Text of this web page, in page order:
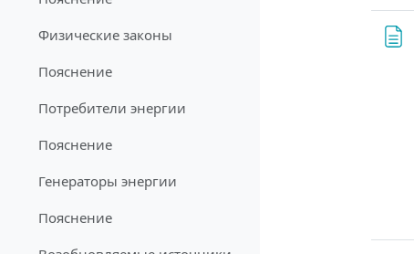
Физические законы
Пояснение
Потребители энергии
Пояснение
Генераторы энергии
Пояснение